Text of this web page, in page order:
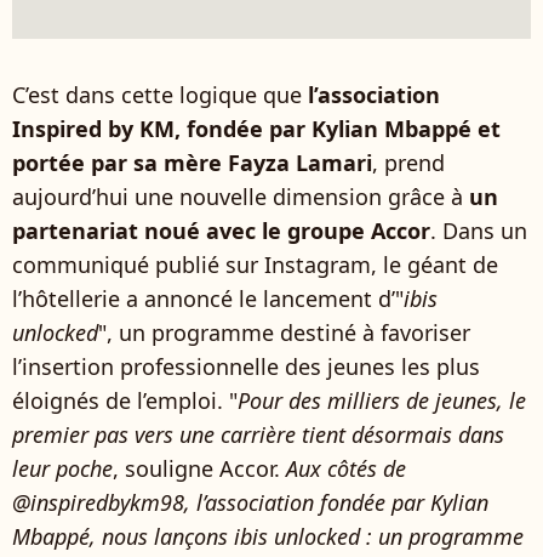
C’est dans cette logique que l’association
Inspired by KM, fondée par Kylian Mbappé et
portée par sa mère Fayza Lamari, prend
aujourd’hui une nouvelle dimension grâce à un
partenariat noué avec le groupe Accor. Dans un
communiqué publié sur Instagram, le géant de
l’hôtellerie a annoncé le lancement d’"ibis
unlocked", un programme destiné à favoriser
l’insertion professionnelle des jeunes les plus
éloignés de l’emploi. "Pour des milliers de jeunes, le
premier pas vers une carrière tient désormais dans
leur poche, souligne Accor.Aux côtés de
@inspiredbykm98, l’association fondée par Kylian
Mbappé, nous lançons ibis unlocked : un programme